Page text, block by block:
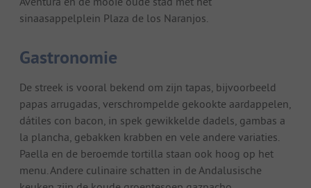
sinaasappelplein Plaza de los Naranjos.
Gastronomie
De streek is vooral bekend om zijn tapas, bijvoorbeeld
papas arrugadas, verschrompelde gekookte aardappelen,
dátiles con bacon, in spek gewikkelde dadels, gambas a
la plancha, gebakken krabben en vele andere variaties.
Paella en de beroemde tortilla staan ook hoog op het
menu. Andere culinaire schatten in de Andalusische